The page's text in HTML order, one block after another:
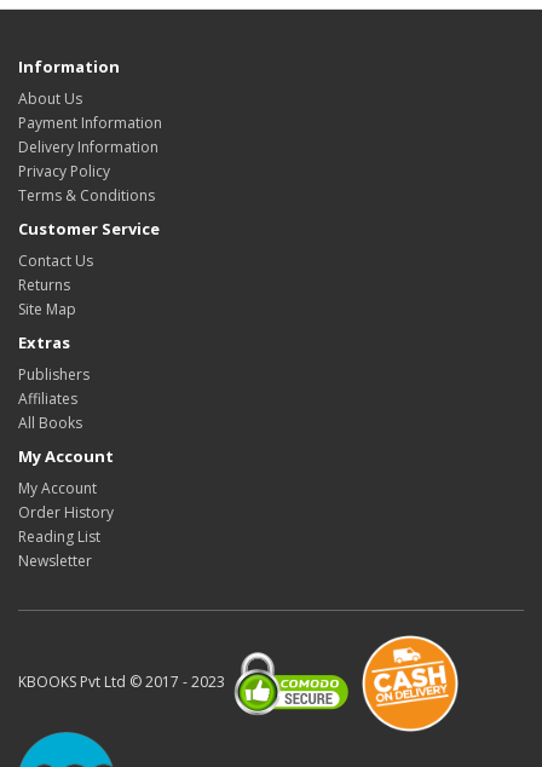
Information
About Us
Payment Information
Delivery Information
Privacy Policy
Terms & Conditions
Customer Service
Contact Us
Returns
Site Map
Extras
Publishers
Affiliates
All Books
My Account
My Account
Order History
Reading List
Newsletter
KBOOKS Pvt Ltd © 2017 - 2023